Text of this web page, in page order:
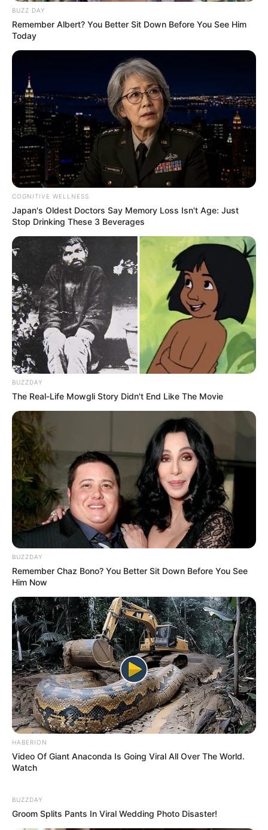
BUZZ DAY
Remember Albert? You Better Sit Down Before You See Him
Today
COGNITIVE WELLNESS
Japan's Oldest Doctors Say Memory Loss Isn't Age: Just
Stop Drinking These 3 Beverages
BUZZDAY
The Real-Life Mowgli Story Didn't End Like The Movie
BUZZDAY
Remember Chaz Bono? You Better Sit Down Before You See
Him Now
HABERION
Video Of Giant Anaconda Is Going Viral All Over The World.
Watch
BUZZDAY
Groom Splits Pants In Viral Wedding Photo Disaster!